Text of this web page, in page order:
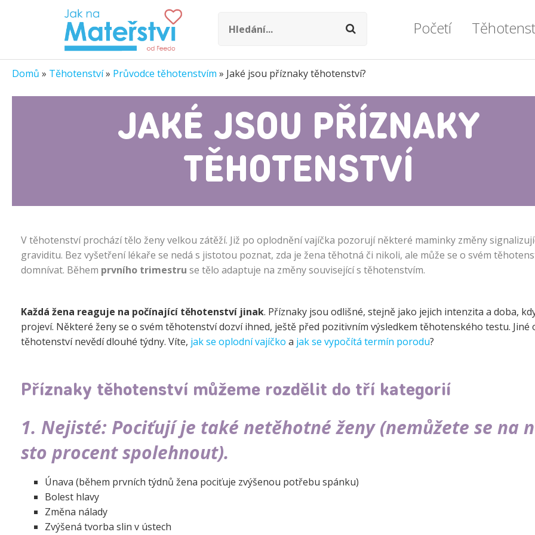
Početí
Ovulace
Vše o plodnosti
Lékařské okénko
Průvodce
Zdravotní
Vážné
Formality a
Ztráta
Lékařské
Domů » Těhotenství» Průvodce těhotenstvím » Jaké jsou příznaky těhotenství?
JAKÉ JSOU PŘÍZNAKY
TĚHOTENSTVÍ
V těhotenství prochází tělo ženy velkou zátěží. Již po oplodnění vajíčka pozorují některé maminky změny
graviditu. Bez vyšetření lékaře se nedá s jistotou poznat, zda je žena těhotná či nikoli, ale může se o svém
domnívat. Během prvního trimestru se tělo adaptuje na změny související s těhotenstvím.
Každá žena reaguje na počínající těhotenství jinak. Příznaky jsou odlišné, stejně jako jejich intenzita a doba,
projeví. Některé ženy se o svém těhotenství dozví ihned, ještě před pozitivním výsledkem těhotenského testu. Jiné
těhotenství nevědí dlouhé týdny. Víte, jak se oplodní vajíčko a jak se vypočítá termín porodu?
Příznaky těhotenství můžeme rozdělit do tří kategorií
1. Nejisté: Pociťují je také netěhotné ženy (nemůžete se na
sto procent spolehnout).
Únava (během prvních týdnů žena pociťuje zvýšenou potřebu spánku)
Bolest hlavy
Změna nálady
Zvýšená tvorba slin v ústech